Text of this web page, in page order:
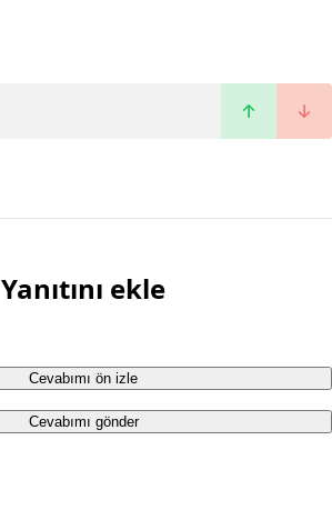
Yanıtını ekle
Cevabımı ön izle
Cevabımı gönder